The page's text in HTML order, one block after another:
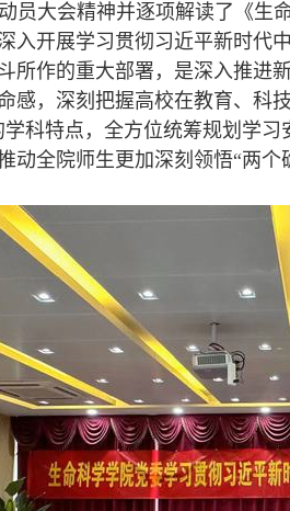
员大会精神并逐项解读了《
入开展学习贯彻习近平新时
所作的重大部署，是深入推
感，深刻把握高校在教育、科
科特点，全方位统筹规划学
动全院师生更加深刻领悟“两个